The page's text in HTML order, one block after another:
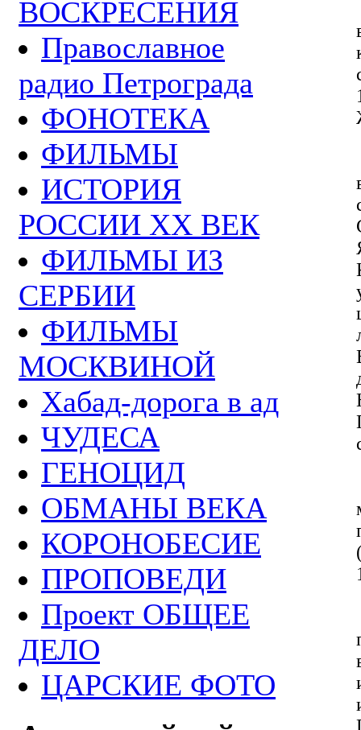
ВОСКРЕСЕНИЯ
Православное
радио Петрограда
ФОНОТЕКА
ФИЛЬМЫ
ИСТОРИЯ
РОССИИ ХХ ВЕК
ФИЛЬМЫ ИЗ
СЕРБИИ
ФИЛЬМЫ
МОСКВИНОЙ
Хабад-дорога в ад
ЧУДЕСА
ГЕНОЦИД
ОБМАНЫ ВЕКА
КОРОНОБЕСИЕ
ПРОПОВЕДИ
Проект ОБЩЕЕ
ДЕЛО
ЦАРСКИЕ ФОТО